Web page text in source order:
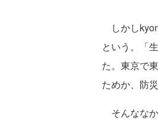
しかし
という。「
た。東京で
ためか、防
そんなな